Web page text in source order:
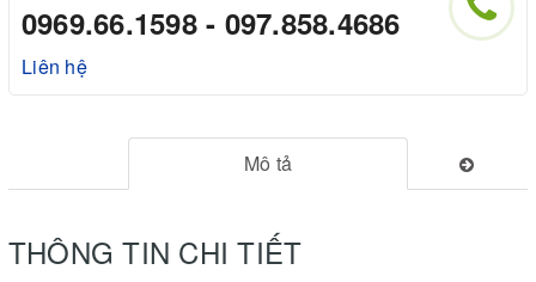
0969.66.1598 - 097.858.4686
Liên hệ
Mô tả
THÔNG TIN CHI TIẾT